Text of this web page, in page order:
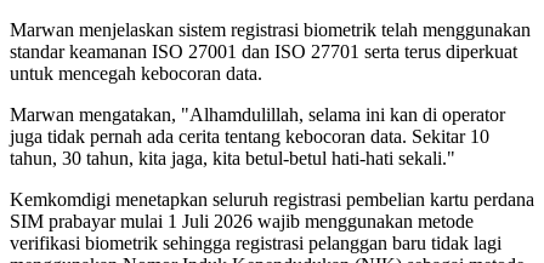
Marwan menjelaskan sistem registrasi biometrik telah menggunakan
standar keamanan ISO 27001 dan ISO 27701 serta terus diperkuat
untuk mencegah kebocoran data.
Marwan mengatakan, "Alhamdulillah, selama ini kan di operator
juga tidak pernah ada cerita tentang kebocoran data. Sekitar 10
tahun, 30 tahun, kita jaga, kita betul-betul hati-hati sekali."
Kemkomdigi menetapkan seluruh registrasi pembelian kartu perdana
SIM prabayar mulai 1 Juli 2026 wajib menggunakan metode
verifikasi biometrik sehingga registrasi pelanggan baru tidak lagi